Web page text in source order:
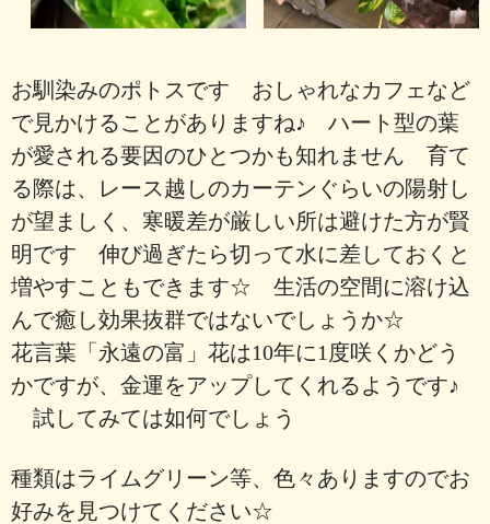
お馴染みのポトスです おしゃれなカフェなど
で見かけることがありますね♪ ハート型の葉
が愛される要因のひとつかも知れません 育て
る際は、レース越しのカーテンぐらいの陽射し
が望ましく、寒暖差が厳しい所は避けた方が賢
明です 伸び過ぎたら切って水に差しておくと
増やすこともできます☆ 生活の空間に溶け込
んで癒し効果抜群ではないでしょうか☆
花言葉「永遠の富」花は10年に1度咲くかどう
かですが、金運をアップしてくれるようです♪
試してみては如何でしょう
種類はライムグリーン等、色々ありますのでお
好みを見つけてください☆